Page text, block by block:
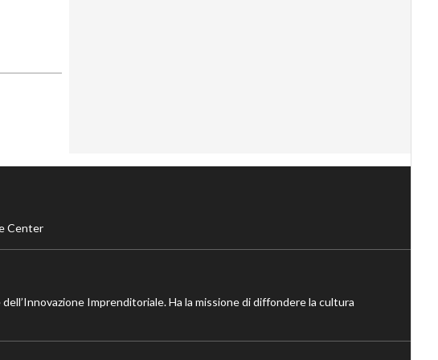
Center
Imprenditoriale. Ha la missione di diffondere la cultura